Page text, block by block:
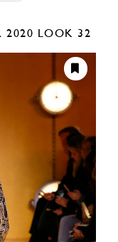
2020 LOOK 32